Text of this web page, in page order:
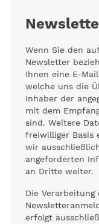
Wenn Sie den
Newsletter
Ihnen eine E-
welche uns die
Inhaber der
mit dem
sind. Weitere
freiwilliger Basis
wir
angeforderten
an Dritte weiter.
Die Verarbeitung
erfolgt